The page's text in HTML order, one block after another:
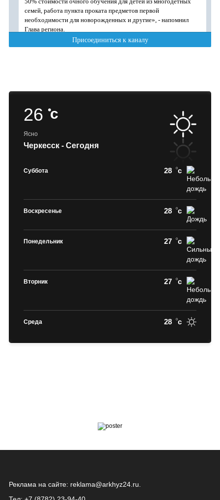
26 c
Ясно
Черкесск - Сегодня
Суббота 28 c
Воскресенье 28 c
Понедельник 27 c
Вторник 27 c
Среда 28 c
Реклама на сайте: reklama@arkhyz24.ru